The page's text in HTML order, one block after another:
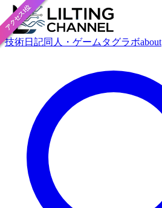
技術日記同人・ゲーム タグラボabout
おすすめ
アクセス1位